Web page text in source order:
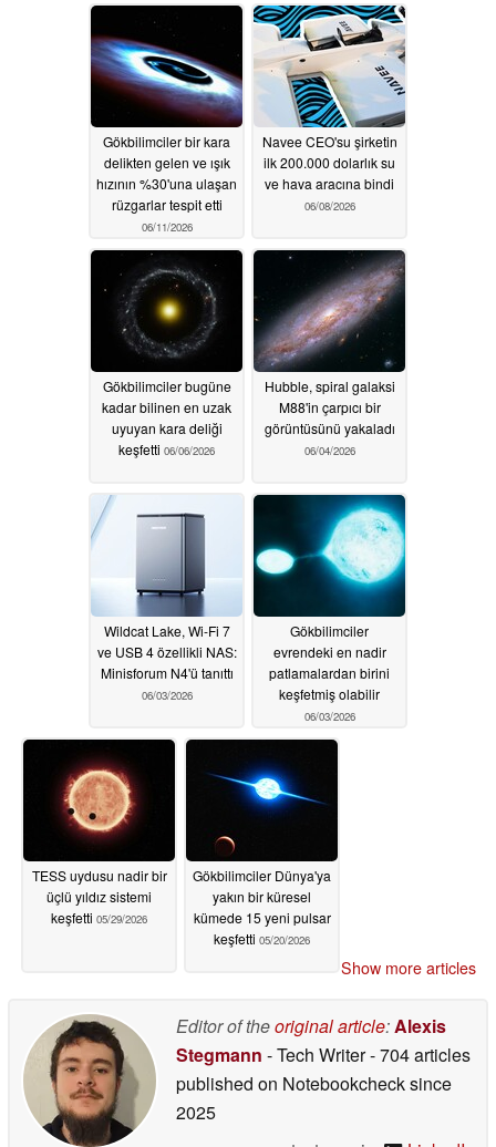
Gökbilimciler bir kara
delikten gelen ve ışık
hızının %30'una ulaşan
rüzgarlar tespit etti
06/11/2026
Navee CEO'su şirketin
ilk 200.000 dolarlık su
ve hava aracına bindi
06/08/2026
Gökbilimciler bugüne
kadar bilinen en uzak
uyuyan kara deliği
keşfetti 06/06/2026
Hubble, spiral galaksi
M88'in çarpıcı bir
görüntüsünü yakaladı
06/04/2026
Wildcat Lake, Wi-Fi 7
ve USB 4 özellikli NAS:
Minisforum N4'ü tanıttı
06/03/2026
Gökbilimciler
evrendeki en nadir
patlamalardan birini
keşfetmiş olabilir
06/03/2026
TESS uydusu nadir bir
üçlü yıldız sistemi
keşfetti 05/29/2026
Gökbilimciler Dünya'ya
yakın bir küresel
kümede 15 yeni pulsar
keşfetti 05/20/2026
Show more articles
Editor of theoriginal article:Alexis
Stegmann - Tech Writer- 704 articles
published on Notebookchecksince
2025